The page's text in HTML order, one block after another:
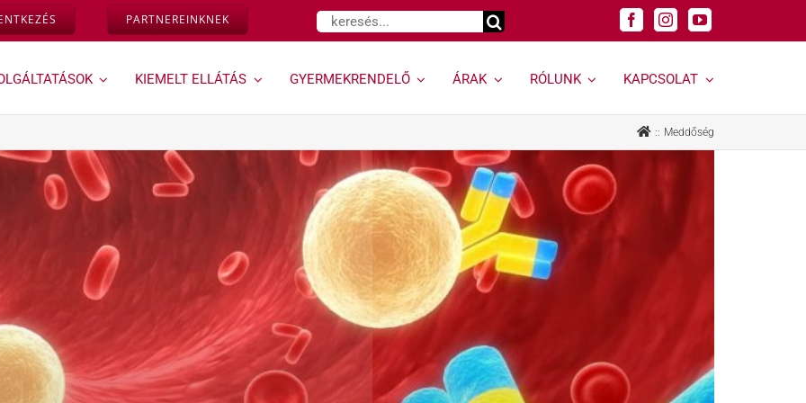
PARTNEREINKNEK Keresés...
magzati
diagnosztika »
Down-szűrés és egyéb
magzati genetikai
rendellenességek
vizsgálata az első
trimeszterben
Ultrahangos
vizsgálataink
Magzati és
várandósság alatti
gyermekrendelő »
Ugrás a Géndinó
gyermekrendelő
szolgáltatásaihoz
vizsgálatok »
Genetikai vizsgálat
kereső »
Genetikai
hordozóságszűrés
Öröklődő
rendellenességek
genetikai vizsgálata
Öröklődő emlő- és
petefészekrák
Felnőtt
szakrendelések »
Endokrinológia
Gyermekurológiai és
Hypospadiasis Centrum
KIEMELT ELLÁTÁS GYERMEKRENDELŐ ÁRAK RÓLUNK KAPCSOLAT
Meddőség